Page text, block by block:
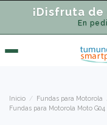
¡Disfruta
En
Inicio Fundas para Motorola
Fundas para Motorola Moto G04